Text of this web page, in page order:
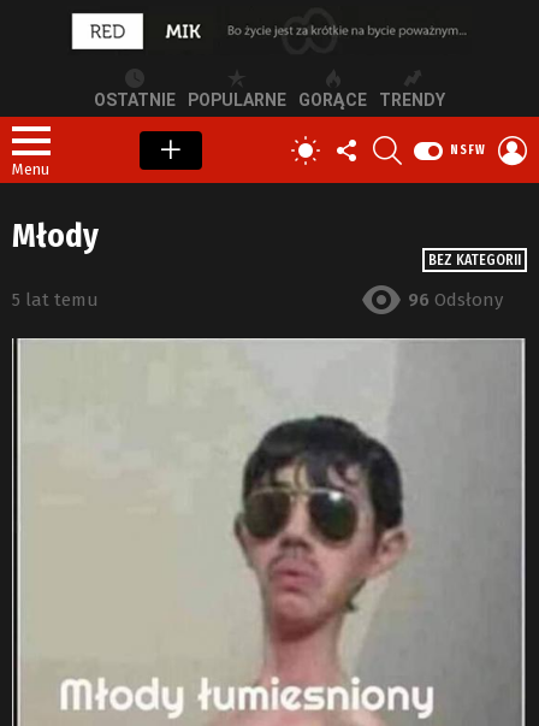
OSTATNIE POPULARNE GORĄCE TRENDY
Menu
PRZEŁĄCZ
SKÓRKĘ
OBSERWUJ
NAS
NSFW
BEZ KATEGORII
Młody
5 lat temu 96 Odsłony